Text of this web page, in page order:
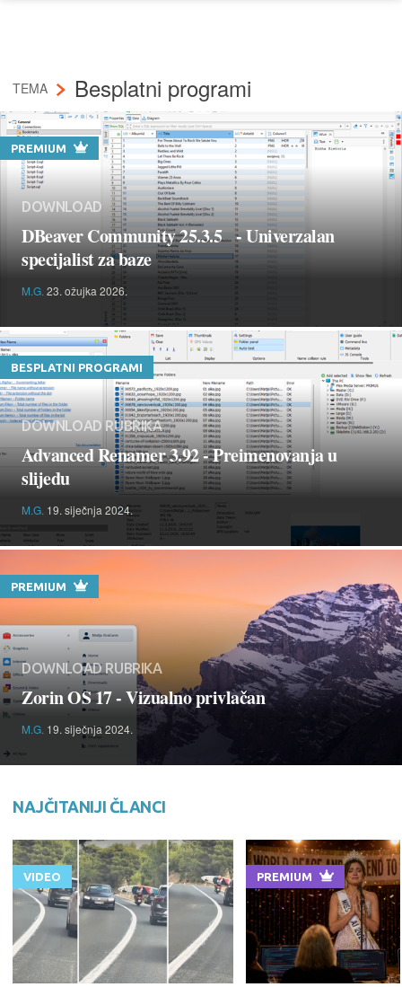
TEMA Besplatni programi
PREMIUM
DOWNLOAD
DBeaver Community 25.3.5 - Univerzalan
specijalist za baze
M.G. 23. ožujka 2026.
BESPLATNI PROGRAMI
DOWNLOAD RUBRIKA
Advanced Renamer 3.92 - Preimenovanja u
slijedu
M.G. 19. siječnja 2024.
PREMIUM
DOWNLOAD RUBRIKA
Zorin OS 17 - Vizualno privlačan
M.G. 19. siječnja 2024.
NAJČITANIJI ČLANCI
VIDEO PREMIUM